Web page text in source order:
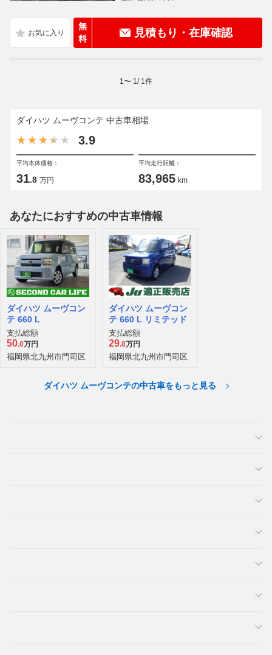
無
料
見積もり・在庫確認
1 〜 1 / 1 件
ダイハツ ムーヴコンテ 中古車相場
3.9
平均本体価格：
31.8 万円
平均走行距離：
83,965 km
あなたにおすすめの中古車情報
ダイハツ ムーヴコン
テ 660 L
支払総額
50.0万円
福岡県北九州市門司区
ダイハツ ムーヴコン
テ 660 L リミテッド
支払総額
29.8万円
福岡県北九州市門司区
ダイハツ ムーヴコンテの中古車をもっと見る